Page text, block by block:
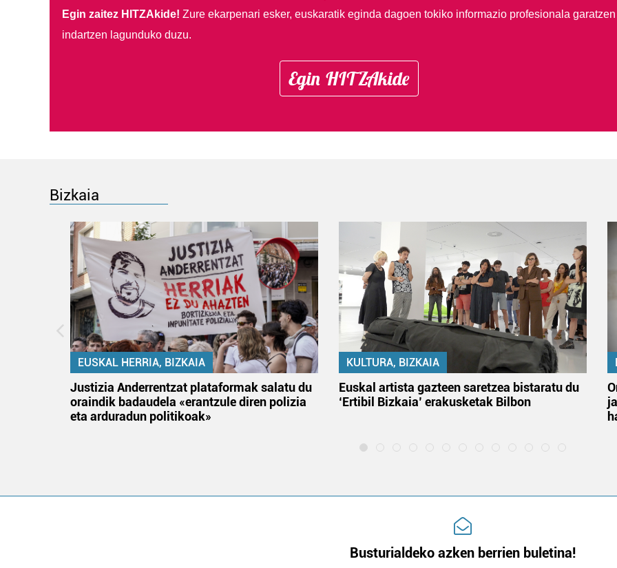
Egin zaitez HITZAkide! Zure ekarpenari esker, euskaratik eginda dagoen tokiko informazio profesionala garatzen
indartzen lagunduko duzu.
Egin HITZAkide
Bizkaia
EUSKAL HERRIA, BIZKAIA
Justizia Anderrentzat plataformak salatu du
oraindik badaudela «erantzule diren polizia
eta arduradun politikoak»
KULTURA, BIZKAIA
Euskal artista gazteen saretzea bistaratu du
‘Ertibil Bizkaia’ erakusketak Bilbon
Busturialdeko azken berrien buletina!